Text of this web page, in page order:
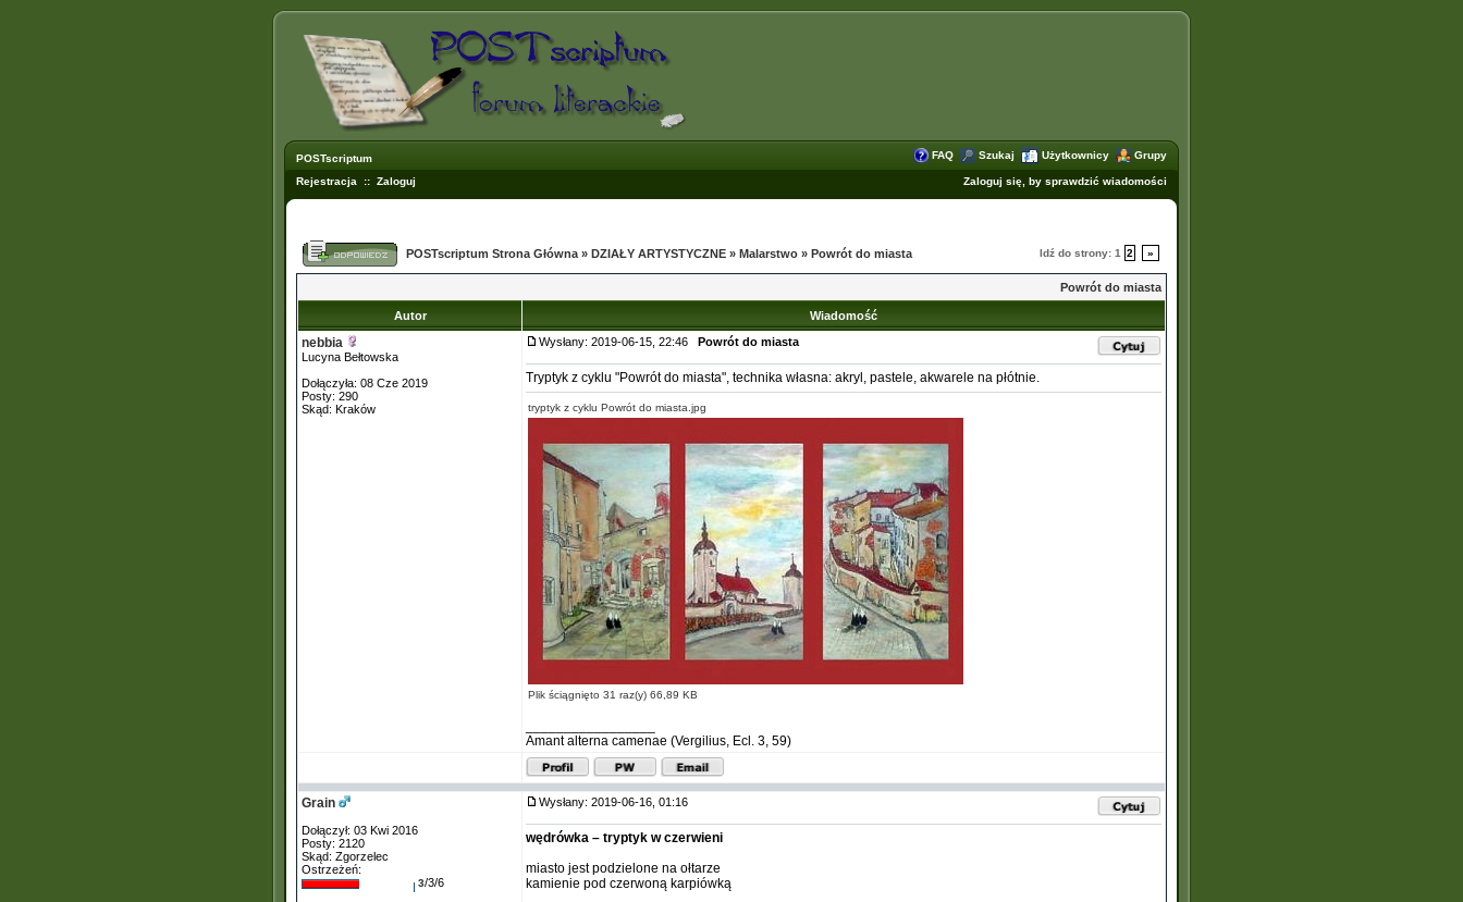
POSTscriptum FAQ Szukaj Użytkownicy Grupy
Rejestracja :: Zaloguj Zaloguj się, by sprawdzić wiadomości
POSTscriptum Strona Główna » DZIAŁY ARTYSTYCZNE » Malarstwo » Powrót do miasta Idź do strony: 1 2 »
Powrót do miasta
Autor Wiadomość
nebbia
Lucyna Bełtowska
Dołączyła: 08 Cze 2019
Posty: 290
Skąd: Kraków
Wysłany: 2019-06-15, 22:46 Powrót do miasta
Tryptyk z cyklu "Powrót do miasta", technika własna: akryl, pastele, akwarele na płótnie.
tryptyk z cyklu Powrót do miasta.jpg
Plik ściągnięto 31 raz(y) 66,89 KB
Amant alterna camenae (Vergilius, Ecl. 3, 59)
Grain
Dołączył: 03 Kwi 2016
Posty: 2120
Skąd: Zgorzelec
Ostrzeżeń:
3/3/6
Wysłany: 2019-06-16, 01:16
wędrówka – tryptyk w czerwieni
miasto jest podzielone na ołtarze
kamienie pod czerwoną karpiówką